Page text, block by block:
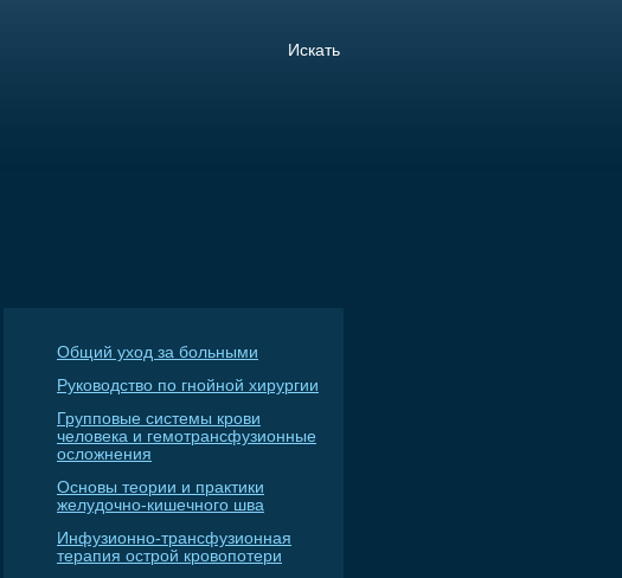
Общий уход за больными
Руководство по гнойной хирургии
Групповые системы крови
человека и гемотрансфузионные
осложнения
Основы теории и практики
желудочно-кишечного шва
Инфузионно-трансфузионная
терапия острой кровопотери